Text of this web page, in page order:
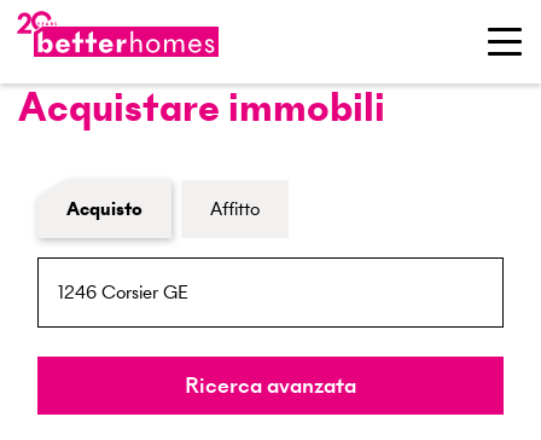
Acquistare immobili
Modulo di ricerca immobiliare
Acquisto Affitto
NPA / Località
Raggio
Ricerca avanzata